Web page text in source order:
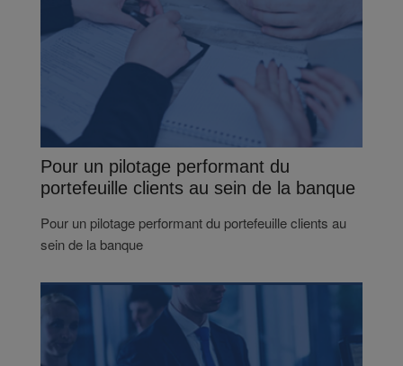
Pour un pilotage performant du
portefeuille clients au sein de la banque
Pour un pilotage performant du portefeuille clients au
sein de la banque